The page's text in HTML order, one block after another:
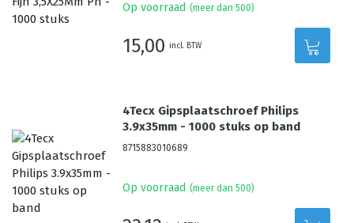
Op voorraad (meer dan 500)
15,00 incl. BTW
4Tecx Gipsplaatschroef Philips
3.9x35mm - 1000 stuks op band
8715883010689
Op voorraad (meer dan 500)